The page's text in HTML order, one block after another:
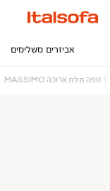
אביזרים משלימים
ראשי
ספה תלת ארוכה MASSIMO